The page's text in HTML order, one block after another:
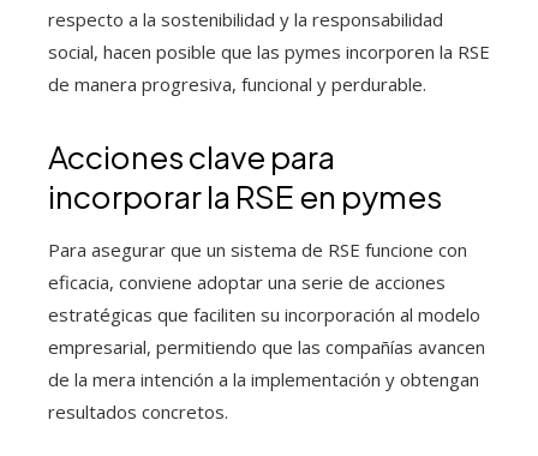
respecto a la sostenibilidad y la responsabilidad
social, hacen posible que las pymes incorporen la RSE
de manera progresiva, funcional y perdurable.
Acciones clave para
incorporar la RSE en pymes
Para asegurar que un sistema de RSE funcione con
eficacia, conviene adoptar una serie de acciones
estratégicas que faciliten su incorporación al modelo
empresarial, permitiendo que las compañías avancen
de la mera intención a la implementación y obtengan
resultados concretos.